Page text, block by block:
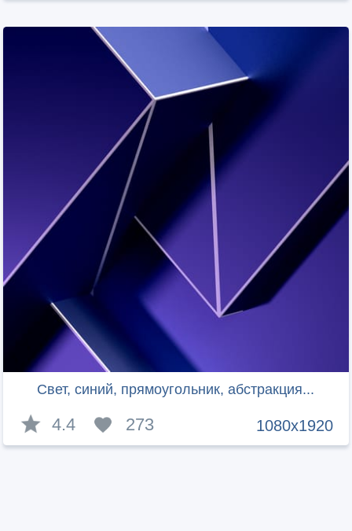
Свет, синий, прямоугольник, абстракция...
1080x1920
4.4 273